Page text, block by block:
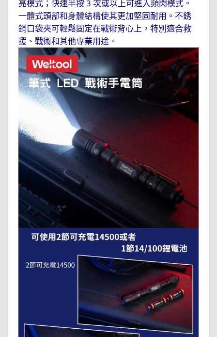
亮模式；快速半按 3次或以上可進入頻閃模式。
一體式頭部和身體結構使其更加堅固耐用。不銹
鋼口袋夾可輕鬆固定在戰術背心上，特別適合救
援、戰術和其他專業用途。